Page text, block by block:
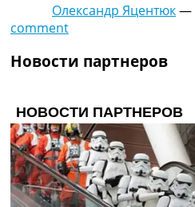
Олександр Яцентюк—
comment
Новости партнеров